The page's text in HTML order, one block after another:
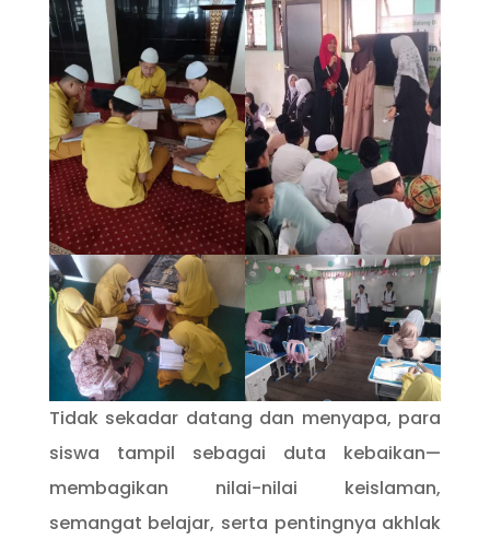
Tidak sekadar datang dan menyapa, para
siswa tampil sebagai duta kebaikan—
membagikan nilai-nilai keislaman,
semangat belajar, serta pentingnya akhlak